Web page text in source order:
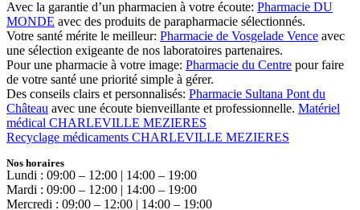
Avec la garantie d’un pharmacien à votre écoute: Pharmacie DU
MONDE avec des produits de parapharmacie sélectionnés.
Votre santé mérite le meilleur: Pharmacie de Vosgelade Vence avec
une sélection exigeante de nos laboratoires partenaires.
Pour une pharmacie à votre image: Pharmacie du Centre pour faire
de votre santé une priorité simple à gérer.
Des conseils clairs et personnalisés: Pharmacie Sultana Pont du
Château avec une écoute bienveillante et professionnelle. Matériel
médical CHARLEVILLE MEZIERES
Recyclage médicaments CHARLEVILLE MEZIERES
Nos horaires
Lundi : 09:00 – 12:00 | 14:00 – 19:00
Mardi : 09:00 – 12:00 | 14:00 – 19:00
Mercredi : 09:00 – 12:00 | 14:00 – 19:00